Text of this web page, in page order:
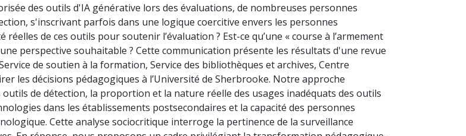
des outils d'IA générative lors des évaluations, de nombreuses personnes
s'inscrivant parfois dans une logique coercitive envers les personnes
de ces outils pour soutenir l’évaluation ? Est-ce qu’une « course à l’armement
perspective souhaitable ? Cette communication présente les résultats d'une revue
de soutien à la formation, Service des bibliothèques et archives, Centre
les décisions pédagogiques à l’Université de Sherbrooke. Notre approche
de détection, la proportion et la nature réelle des usages inadéquats des outils
dans les établissements postsecondaires et la capacité des personnes
Cette analyse sociocritique interroge la pertinence de la surveillance